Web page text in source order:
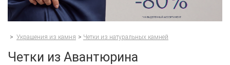
> Украшения из камня > Четки из натуральных камней
Четки из Авантюрина